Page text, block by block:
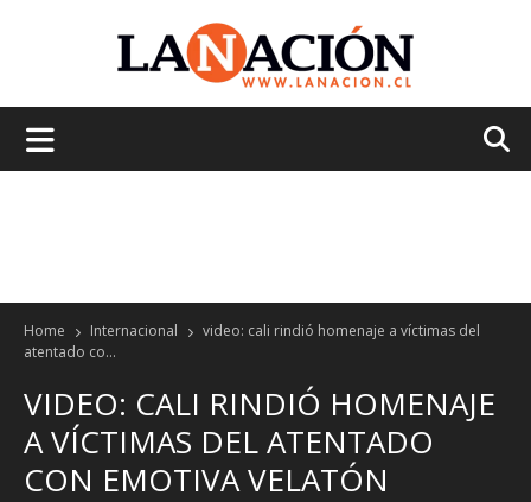
Home Internacional
video: cali rindió homenaje a víctimas del
atentado co...
VIDEO: CALI RINDIÓ HOMENAJE
A VÍCTIMAS DEL ATENTADO
CON EMOTIVA VELATÓN